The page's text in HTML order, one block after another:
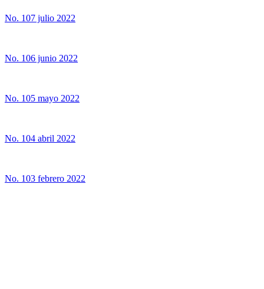
No. 107 julio 2022
No. 106 junio 2022
No. 105 mayo 2022
No. 104 abril 2022
No. 103 febrero 2022